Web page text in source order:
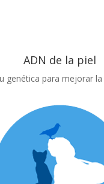
ADN de la piel
genética para mejorar